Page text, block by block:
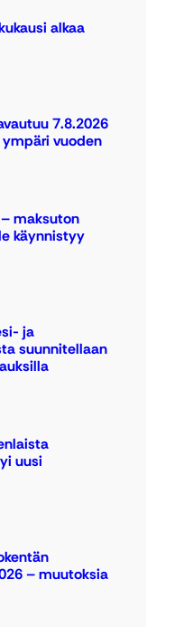
alkaa
7.8.2026
vuoden
maksuton
käynnistyy
ja
suunnitellaan
uusi
– muutoksia